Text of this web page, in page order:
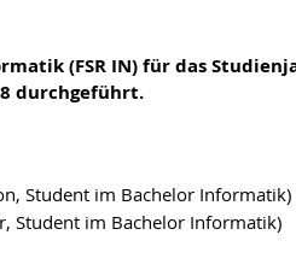
(FSR IN) für das
durchgeführt.
Student im Bachelor Informatik)
Student im Bachelor Informatik)